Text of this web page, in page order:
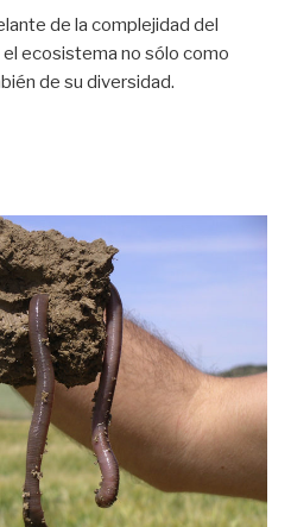
de la complejidad del
ecosistema no sólo como
de su diversidad.